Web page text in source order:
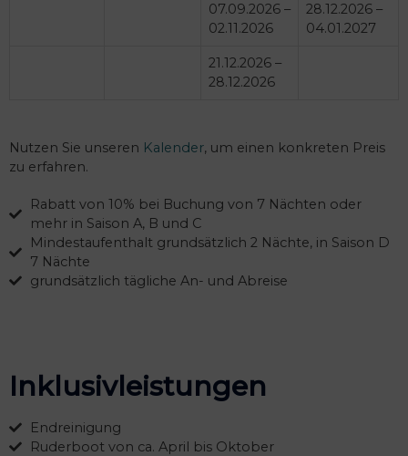
07.09.2026 –
02.11.2026
28.12.2026 –
04.01.2027
21.12.2026 –
28.12.2026
Nutzen Sie unseren Kalender, um einen konkreten Preis
zu erfahren.
Rabatt von 10% bei Buchung von 7 Nächten oder
mehr in Saison A, B und C
Mindestaufenthalt grundsätzlich 2 Nächte, in Saison D
7 Nächte
grundsätzlich tägliche An- und Abreise
Inklusivleistungen
Endreinigung
Ruderboot von ca. April bis Oktober